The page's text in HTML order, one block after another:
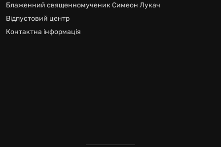
Блаженний священномученик Симеон Лукач
Відпустовий центр
Контактна інформація